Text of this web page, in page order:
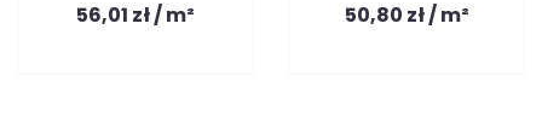
56,01 zł / m²
50,80 zł / m²